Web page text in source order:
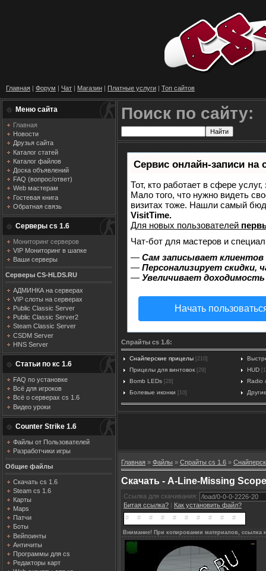
Главная | Форум | Чат | Магазин | Платные услуги | Топ сайтов
Меню сайта
Главная
Новости
Друзья сайта
Каталог статей
Каталог файлов
Доска объявлений
FAQ (вопрос/ответ)
Web мастерам
Гостевая книга
Обратная связь
Серверы cs 1.6
Мониторинг серверов
VIP Мониторинг в шапке
Ваши серверы
Серверы CS-HLDS.RU
АДМИНКА на серверах
VIP слоты на серверах
Public Classic Server
Public Classic Server2
Steam Classic Server
CSDM Server
HNS Server
Статьи по кс 1.6
FAQ по установке
Всё для игроков
Всё о серверах cs 1.6
Видео уроки
Counter Strike 1.6
Файлы от Пользователей
Разработчики игры
Общие файлы
Скачать cs 1.6
Steam cs 1.6
Карты
Maps
Патчи
Боты
Вейпоинты
Античиты
Программы для cs
Редакторы карт
Поиск по сайту:
Сервис онлайн-записи на
Тот, кто работает в сфере
Мало того, что нужно видеть
визитах тоже. Нашли самый
VisitTime.
Для новых пользователей
Чат-бот для мастеров и
— Сам записывает
— Персонализирует скидки,
— Увеличивает
Начать
Спрайты cs 1.6:
Снайперские прицелы [210]
Прицелы для винтовок
[29] HUD
Bomb LEDs [28]
Radio
Болевые иконки
[10]
Главная » Файлы » Спрайты cs 1.6 »
Скачать - A-Line-Missing Scope
Ссылка для скачивания:
Битая ссылка? | Как установить файл?
Внимание! При копировании материалов, ссылка